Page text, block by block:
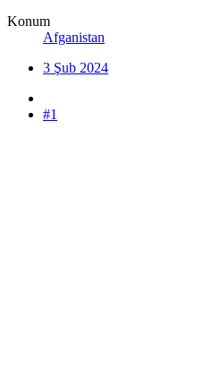
Konum
Afganistan
3 Şub 2024
#1